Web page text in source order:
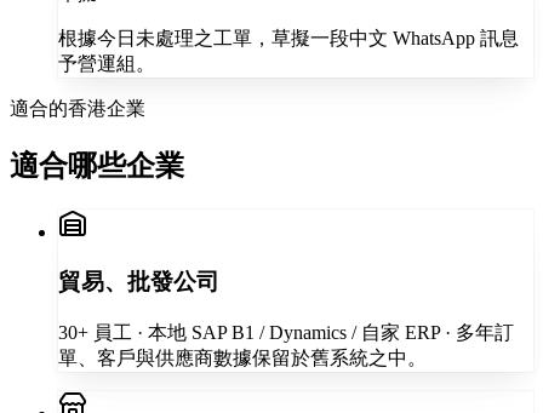
根據今日未處理之工單，草擬一段中文 WhatsApp 訊息
予營運組。
適合的香港企業
適合哪些企業
貿易、批發公司
30+ 員工 · 本地 SAP B1 / Dynamics / 自家 ERP · 多年訂
單、客戶與供應商數據保留於舊系統之中。